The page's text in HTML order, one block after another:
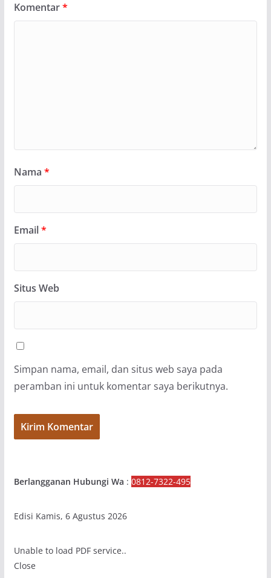
Komentar*
Nama *
Email*
Situs Web
Simpan nama, email, dan situs web saya pada
peramban ini untuk komentar saya berikutnya.
Berlangganan Hubungi Wa : 0812-7322-495
Edisi Kamis, 6 Agustus 2026
Unable to load PDF service..
Close